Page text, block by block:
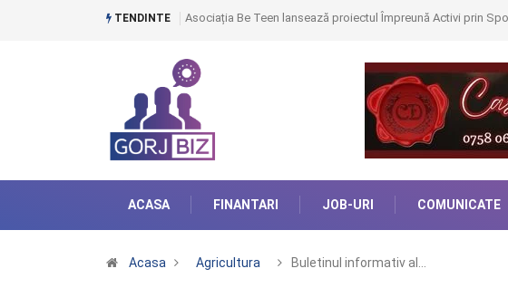
TENDINTE Asociația Be Teen lansează proiectul Împreună Activi prin
ACASA FINANTARI JOB-URI COMUNICATE
Acasa Agricultura Buletinul informativ al…